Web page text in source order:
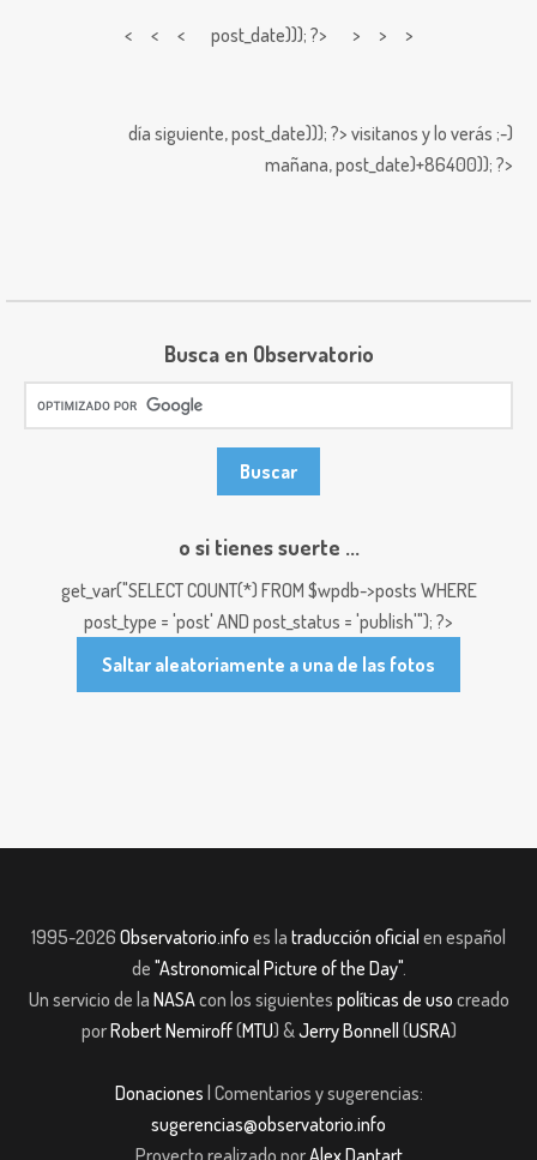
< < < post_date))); ?> > > >
día siguiente,post_date))); ?> visitanos y lo verás ;-)
mañana,post_date)+86400)); ?>
Busca en Observatorio
o si tienes suerte ...
get_var("SELECT COUNT(*) FROM $wpdb->posts WHERE
post_type = 'post' AND post_status = 'publish'"); ?>
Saltar aleatoriamente a una de las fotos
1995-2026 Observatorio.info es la traducción oficial en español
de "Astronomical Picture of the Day".
Un servicio de la NASAcon los siguientes políticas de uso creado
porRobert Nemiroff(MTU) &Jerry Bonnell (USRA)
Donaciones | Comentarios y sugerencias:
sugerencias@observatorio.info
Proyecto realizado porAlex Dantart